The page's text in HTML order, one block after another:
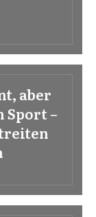
aber
Sport –